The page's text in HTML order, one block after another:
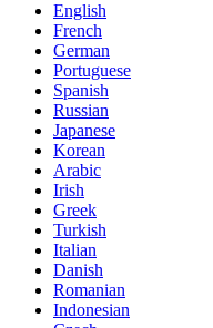
English
French
German
Portuguese
Spanish
Russian
Japanese
Korean
Arabic
Irish
Greek
Turkish
Italian
Danish
Romanian
Indonesian